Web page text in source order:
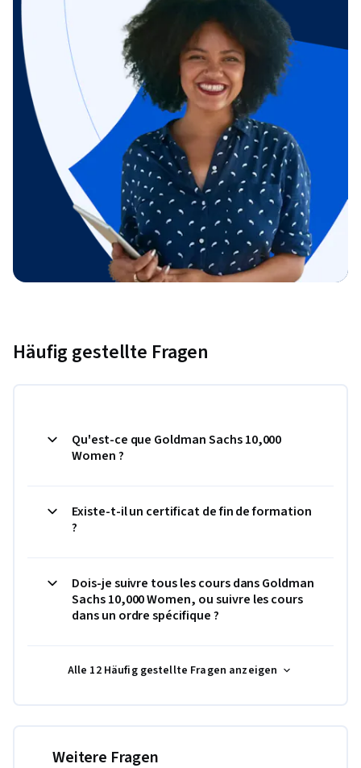
Häufig gestellte Fragen
Qu'est-ce que Goldman Sachs 10,000
Women ?
Existe-t-il un certificat de fin de formation
?
Dois-je suivre tous les cours dans Goldman
Sachs 10,000 Women, ou suivre les cours
dans un ordre spécifique ?
Alle 12 Häufig gestellte Fragen anzeigen
Weitere Fragen